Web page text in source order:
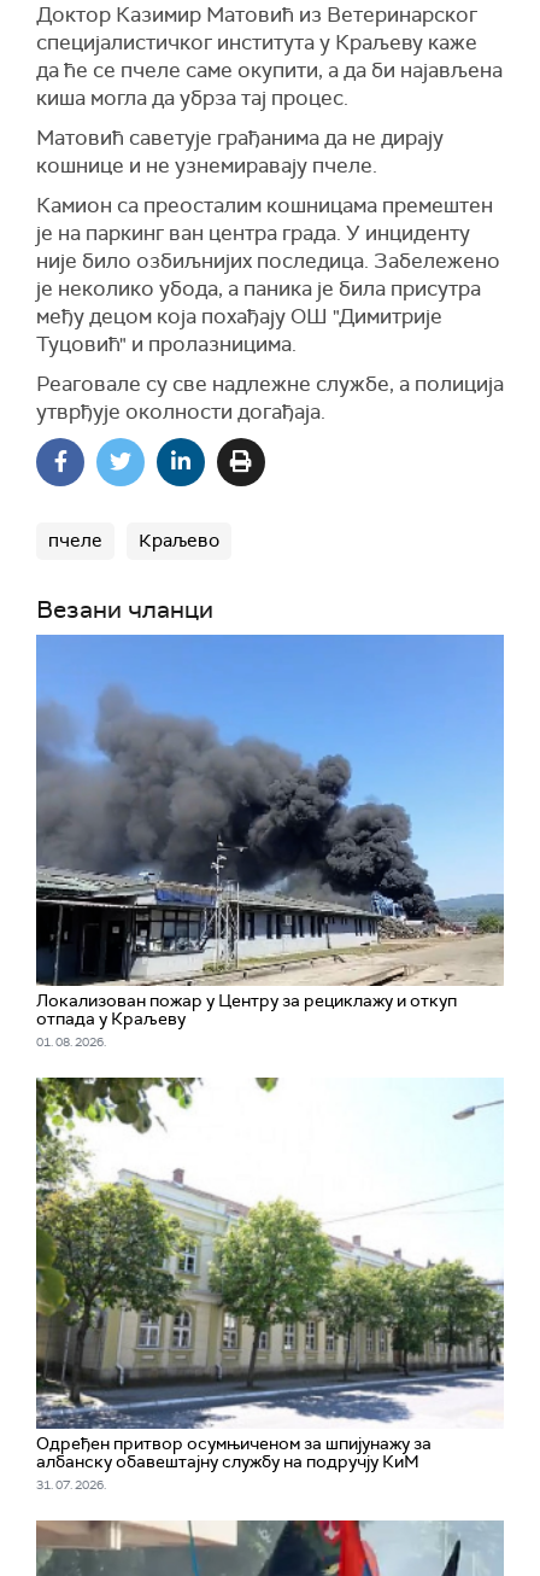
Доктор Казимир Матовић из Ветеринарског
специјалистичког института у Краљеву каже
да ће се пчеле саме окупити, а да би најављена
киша могла да убрза тај процес.
Матовић саветује грађанима да не дирају
кошнице и не узнемиравају пчеле.
Камион са преосталим кошницама премештен
је на паркинг ван центра града. У инциденту
није било озбиљнијих последица. Забележено
је неколико убода, а паника је била присутра
међу децом која похађају ОШ "Димитрије
Туцовић" и пролазницима.
Реаговале су све надлежне службе, а полиција
утврђује околности догађаја.
пчеле Краљево
Везани чланци
Локализован пожар у Центру за рециклажу и откуп
отпада у Краљеву
01. 08. 2026.
Одређен притвор осумњиченом за шпијунажу за
албанску обавештајну службу на подручју КиМ
31. 07. 2026.